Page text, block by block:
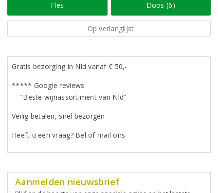
Fles Doos (6)
Op verlanglijst
Gratis bezorging in Nld vanaf € 50,-
***** Google reviews
"Beste wijnassortiment van Nld"
Veilig betalen, snel bezorgen
Heeft u een vraag? Bel of mail ons
Aanmelden nieuwsbrief